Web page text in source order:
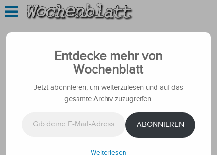
Entdecke mehr von
Wochenblatt
Jetzt abonnieren, um weiterzulesen und auf das
gesamte Archiv zuzugreifen.
ABONNIEREN
Weiterlesen